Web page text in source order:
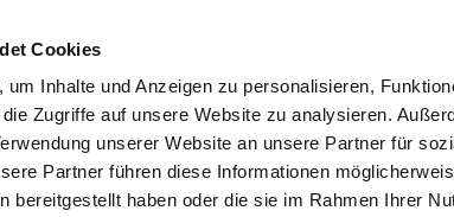
Cookies
Inhalte und Anzeigen zu personalisieren,
Zugriffe auf unsere Website zu analysieren.
unserer Website an unsere Partner für
Partner führen diese Informationen
bereitgestellt haben oder die sie im Rahmen Ihrer
& BESUCHER KRANKENHÄUSER & KLINIKEN